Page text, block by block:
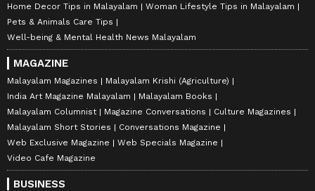
Home Decor Tips in Malayalam
Woman Lifestyle Tips in Malayalam
Pets & Animals Care Tips
Well-being & Mental Health News Malayalam
MAGAZINE
Malayalam Magazines
Malayalam Krishi (Agriculture)
India Art Magazine Malayalam
Malayalam Books
Malayalam Columnist
Magazine Conversations
Culture Magazines
Malayalam Short Stories
Conversations Magazine
Web Exclusive Magazine
Web Specials Magazine
Video Cafe Magazine
BUSINESS